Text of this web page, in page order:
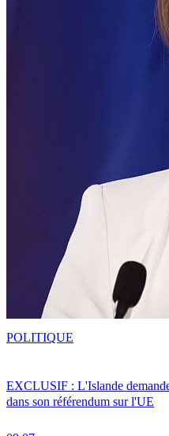
EXCLUSIF : L'Islande
dans son référendum sur l'UE
POLITIQUE